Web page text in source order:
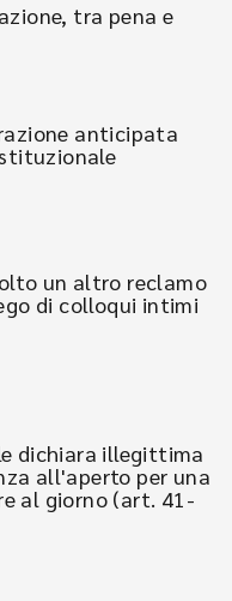
tra pena e
anticipata
un altro reclamo
di colloqui intimi
dichiara illegittima
all'aperto per una
al giorno (art. 41-